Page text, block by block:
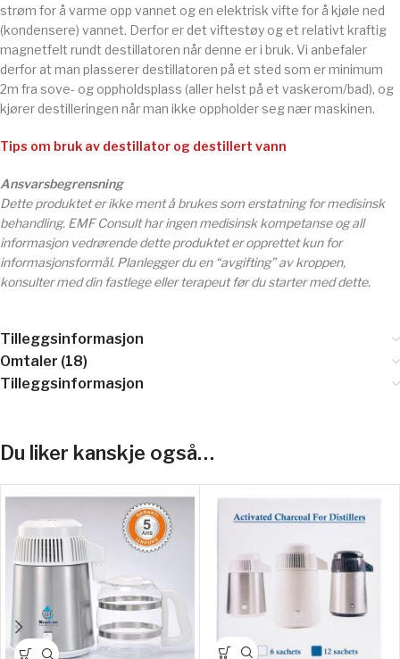
strøm for å varme opp vannet og en elektrisk vifte for å kjøle ned
(kondensere) vannet. Derfor er det viftestøy og et relativt kraftig
magnetfelt rundt destillatoren når denne er i bruk. Vi anbefaler
derfor at man plasserer destillatoren på et sted som er minimum
2m fra sove- og oppholdsplass (aller helst på et vaskerom/bad), og
kjører destilleringen når man ikke oppholder seg nær maskinen.
Tips om bruk av destillator og destillert vann
Ansvarsbegrensning
Dette produktet er ikke ment å brukes som erstatning for medisinsk
behandling. EMF Consult har ingen medisinsk kompetanse og all
informasjon vedrørende dette produktet er opprettet kun for
informasjonsformål. Planlegger du en “avgifting” av kroppen,
konsulter med din fastlege eller terapeut før du starter med dette.
Tilleggsinformasjon
Omtaler (18)
Tilleggsinformasjon
Du liker kanskje også…